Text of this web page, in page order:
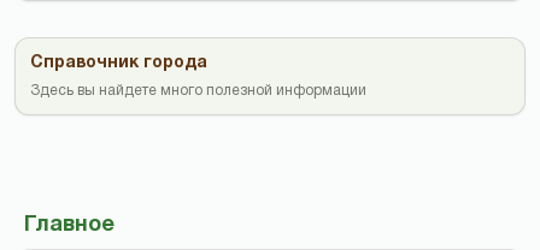
Справочник города
Здесь вы найдете много полезной информации
Главное